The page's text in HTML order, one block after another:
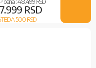
RSD
500RSD